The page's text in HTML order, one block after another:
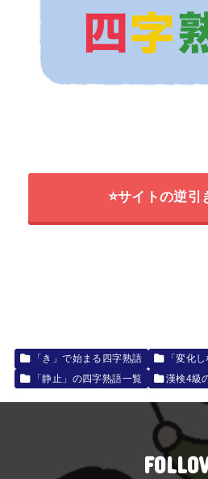
⭐サイトの逆引
「き」で始まる四字熟語
「変化
「静止」の四字熟語一覧
漢検4級